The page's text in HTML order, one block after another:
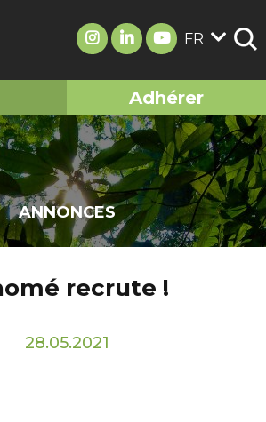
FR
Adhérer
ANNONCES
recrute !
28.05.2021